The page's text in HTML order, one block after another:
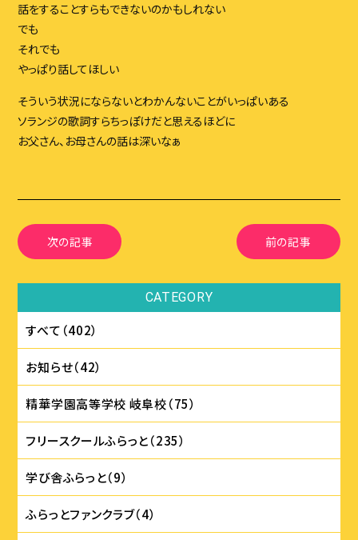
話をすることすらもできないのかもしれない
でも
それでも
やっぱり話してほしい
そういう状況にならないとわかんないことがいっぱいある
ソランジの歌詞すらちっぽけだと思えるほどに
お父さん、お母さんの話は深いなぁ
次の記事 前の記事
CATEGORY
すべて（402）
お知らせ（42）
精華学園⾼等学校 岐⾩校（75）
フリースクールふらっと（235）
学び舎ふらっと（9）
ふらっとファンクラブ（4）